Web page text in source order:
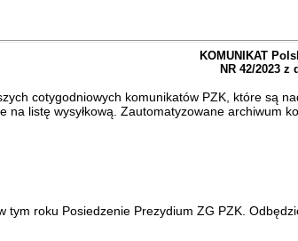
KOMUNIKAT
NR 42/2023 z
cotygodniowych komunikatów PZK, które są
na listę wysyłkową. Zautomatyzowane archiwum
tym roku Posiedzenie Prezydium ZG PZK.